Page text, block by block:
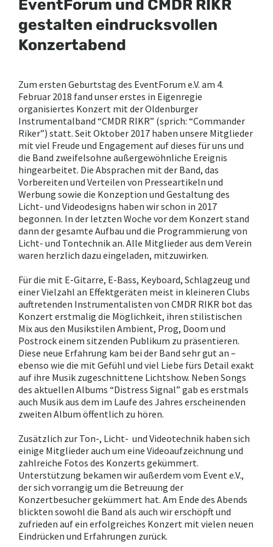
EventForum und CMDR RIKR
gestalten eindrucksvollen
Konzertabend
Zum ersten Geburtstag des EventForum e.V. am 4.
Februar 2018 fand unser erstes in Eigenregie
organisiertes Konzert mit der Oldenburger
Instrumentalband “CMDR RIKR” (sprich: “Commander
Riker”) statt. Seit Oktober 2017 haben unsere Mitglieder
mit viel Freude und Engagement auf dieses für uns und
die Band zweifelsohne außergewöhnliche Ereignis
hingearbeitet. Die Absprachen mit der Band, das
Vorbereiten und Verteilen von Presseartikeln und
Werbung sowie die Konzeption und Gestaltung des
Licht- und Videodesigns haben wir schon in 2017
begonnen. In der letzten Woche vor dem Konzert stand
dann der gesamte Aufbau und die Programmierung von
Licht- und Tontechnik an. Alle Mitglieder aus dem Verein
waren herzlich dazu eingeladen, mitzuwirken.
Für die mit E-Gitarre, E-Bass, Keyboard, Schlagzeug und
einer Vielzahl an Effektgeräten meist in kleineren Clubs
auftretenden Instrumentalisten von CMDR RIKR bot das
Konzert erstmalig die Möglichkeit, ihren stilistischen
Mix aus den Musikstilen Ambient, Prog, Doom und
Postrock einem sitzenden Publikum zu präsentieren.
Diese neue Erfahrung kam bei der Band sehr gut an –
ebenso wie die mit Gefühl und viel Liebe fürs Detail exakt
auf ihre Musik zugeschnittene Lichtshow. Neben Songs
des aktuellen Albums “Distress Signal” gab es erstmals
auch Musik aus dem im Laufe des Jahres erscheinenden
zweiten Album öffentlich zu hören.
Zusätzlich zur Ton-, Licht- und Videotechnik haben sich
einige Mitglieder auch um eine Videoaufzeichnung und
zahlreiche Fotos des Konzerts gekümmert.
Unterstützung bekamen wir außerdem vom Event e.V.,
der sich vorrangig um die Betreuung der
Konzertbesucher gekümmert hat. Am Ende des Abends
blickten sowohl die Band als auch wir erschöpft und
zufrieden auf ein erfolgreiches Konzert mit vielen neuen
Eindrücken und Erfahrungen zurück.